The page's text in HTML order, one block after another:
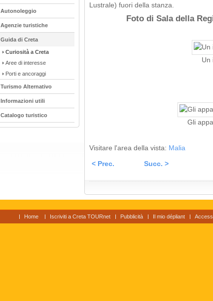
Αutonoleggio
Agenzie turistiche
Guida di Creta
Curiosità a Creta
Aree di interesse
Porti e ancoraggi
Turismo Alternativo
Informazioni utili
Catalogo turistico
Lustrale) fuori della stanza.
Foto di Sala della
Un
Gli
Visitare l'area della vista: Malia
< Prec. Succ. >
Home Iscriviti a Creta TOURnet Pubblicità Il mio dépliant